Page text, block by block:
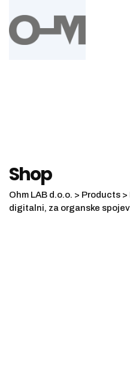
content
Shop
Ohm LAB d.o.o. > Products >
digitalni, za organske